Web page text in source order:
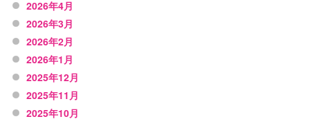
2026年4月
2026年3月
2026年2月
2026年1月
2025年12月
2025年11月
2025年10月